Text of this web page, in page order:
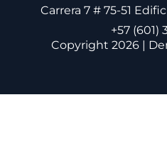
Carrera 7 # 75-51
+57 (601)
Copyright 2026 |